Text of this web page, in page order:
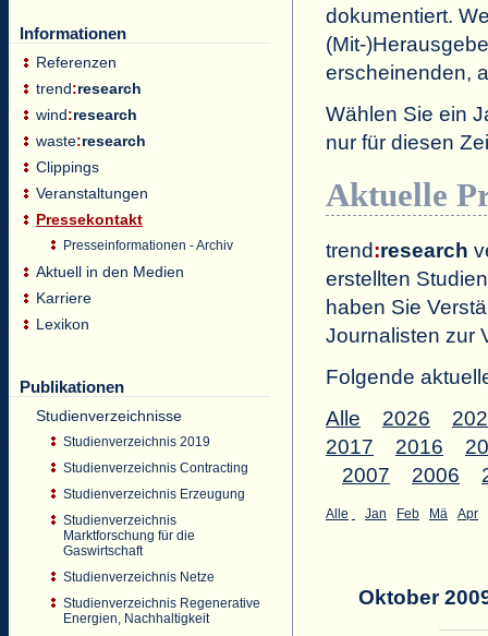
Informationen
Referenzen
trend:research
wind:research
waste:research
Clippings
Veranstaltungen
Pressekontakt
Presseinformationen - Archiv
Aktuell in den Medien
Karriere
Lexikon
Publikationen
Studienverzeichnisse
Studienverzeichnis 2019
Studienverzeichnis Contracting
Studienverzeichnis Erzeugung
Studienverzeichnis
Marktforschung für die
Gaswirtschaft
Studienverzeichnis Netze
Studienverzeichnis Regenerative
Energien, Nachhaltigkeit
dokumentiert.
(Mit-
erscheinenden,
Wählen Sie ein
nur für diesen
Aktuelle
trend:research
erstellten
haben Sie
Journalisten zur
Folgende
Alle
2026
2017
2016
2007
2006
Alle Jan Feb Mä Apr
Oktober